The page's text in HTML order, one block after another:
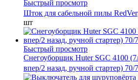
Быстрый просмотр
Шток для сабельной пилы
шт
Быстрый просмотр
Снегоуборщик Huter SGC 4100
впер/2 назад, ручной стартер) 70/